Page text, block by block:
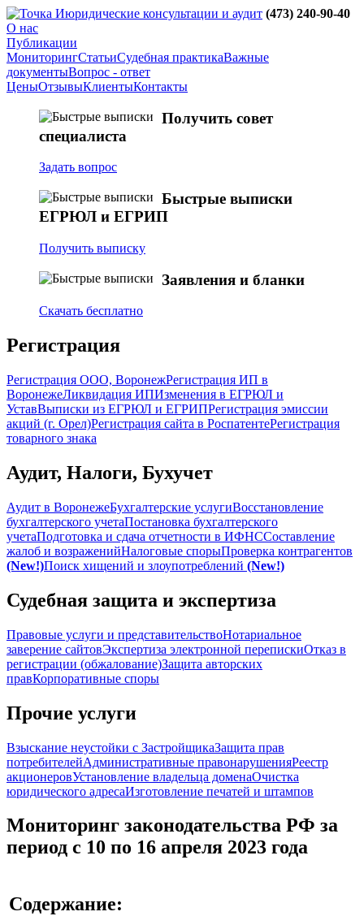
юридические консультации и аудит (473) 240-90-40
О нас
Публикации
МониторингСтатьиСудебная практикаВажные
документыВопрос - ответ
ЦеныОтзывыКлиентыКонтакты
Получить совет
специалиста
Задать вопрос
Быстрые выписки
ЕГРЮЛ и ЕГРИП
Получить выписку
Заявления и бланки
Скачать бесплатно
Регистрация
Регистрация ООО, ВоронежРегистрация ИП в
ВоронежеЛиквидация ИПИзменения в ЕГРЮЛ и
УставВыписки из ЕГРЮЛ и ЕГРИПРегистрация эмиссии
акций (г. Орел)Регистрация сайта в РоспатентеРегистрация
товарного знака
Аудит, Налоги, Бухучет
Аудит в ВоронежеБухгалтерские услугиВосстановление
бухгалтерского учетаПостановка бухгалтерского
учетаПодготовка и сдача отчетности в ИФНССоставление
жалоб и возраженийНалоговые спорыПроверка контрагентов
(New!)Поиск хищений и злоупотреблений (New!)
Судебная защита и экспертиза
Правовые услуги и представительствоНотариальное
заверение сайтовЭкспертиза электронной перепискиОтказ в
регистрации (обжалование)Защита авторских
правКорпоративные споры
Прочие услуги
Взыскание неустойки с ЗастройщикаЗащита прав
потребителейАдминистративные правонарушенияРеестр
акционеровУстановление владельца доменаОчистка
юридического адресаИзготовление печатей и штампов
Мониторинг законодательства РФ за
период с 10 по 16 апреля 2023 года
Содержание: